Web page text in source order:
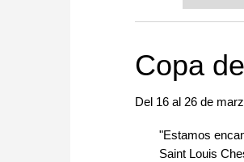
more
Copa
Del 16 al 26 de
"Estamos
Saint Louis